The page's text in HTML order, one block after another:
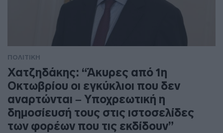
ΠΟΛΙΤΙΚΗ
Χατζηδάκης: “Άκυρες από 1η
Οκτωβρίου οι εγκύκλιοι που δεν
αναρτώνται – Υποχρεωτική η
δημοσίευσή τους στις ιστοσελίδες
των φορέων που τις εκδίδουν”